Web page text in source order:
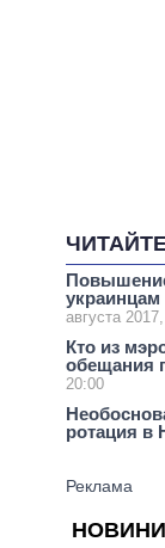
августа
Кто из
обещания
20:00
ротация в